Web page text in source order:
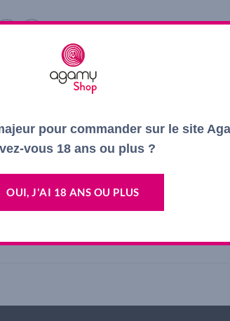
permalink.
pour commander sur le site
vous 18 ans ou plus ?
OUI, J'AI 18 ANS OU PLUS